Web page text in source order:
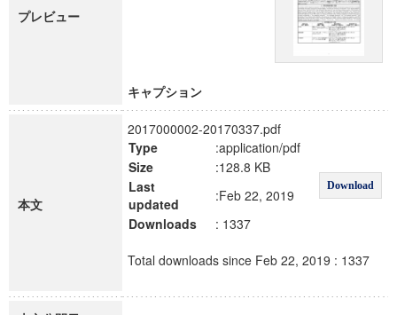
プレビュー
キャプション
本文
2017000002-20170337.pdf
Type
:application/pdf
Download
Size
:128.8 KB
Last
updated
:Feb 22, 2019
Downloads
: 1337
Total downloads since Feb 22, 2019 : 1337